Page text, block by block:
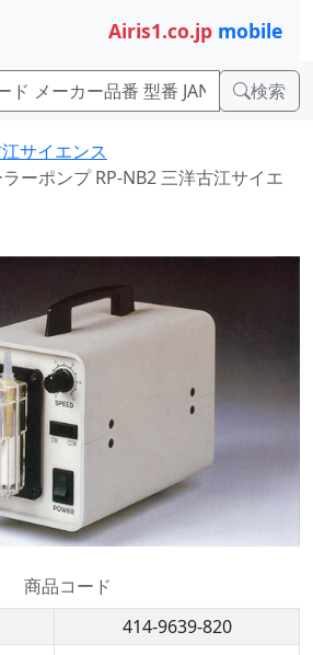
Airis1.co.jp mobile
検索
サイエンス
ーポンプ RP-NB2 三洋古江サイエ
商品コード
414-9639-820